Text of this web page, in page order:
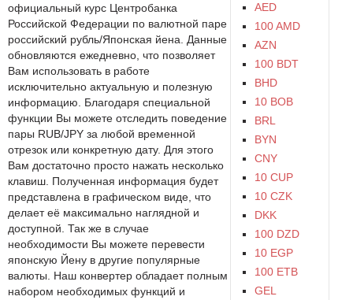
AED
100 AMD
AZN
100 BDT
BHD
10 BOB
BRL
BYN
CNY
10 CUP
10 CZK
DKK
100 DZD
10 EGP
100 ETB
GEL
официальный курс Центробанка
Российской Федерации по валютной паре
российский рубль/Японская йена. Данные
обновляются ежедневно, что позволяет
Вам использовать в работе
исключительно актуальную и полезную
информацию. Благодаря специальной
функции Вы можете отследить поведение
пары RUB/JPY за любой временной
отрезок или конкретную дату. Для этого
Вам достаточно просто нажать несколько
клавиш. Полученная информация будет
представлена в графическом виде, что
делает её максимально наглядной и
доступной. Так же в случае
необходимости Вы можете перевести
японскую Йену в другие популярные
валюты. Наш конвертер обладает полным
набором необходимых функций и